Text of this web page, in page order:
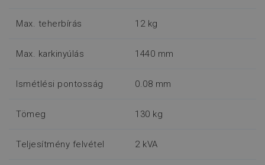
Max. teherbírás 12 kg
Max. karkinyúlás 1440 mm
Ismétlési pontosság 0.08 mm
Tömeg 130 kg
Teljesítmény felvétel 2 kVA